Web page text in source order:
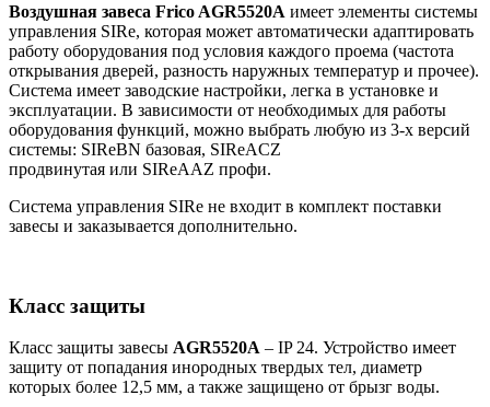
Воздушная завеса Frico AGR5520A имеет элементы системы
управления SIRe, которая может автоматически адаптировать
работу оборудования под условия каждого проема (частота
открывания дверей, разность наружных температур и прочее).
Система имеет заводские настройки, легка в установке и
эксплуатации. В зависимости от необходимых для работы
оборудования функций, можно выбрать любую из 3-х версий
системы: SIReBN базовая, SIReACZ
продвинутая или SIReAAZ профи.
Система управления SIRe не входит в комплект поставки
завесы и заказывается дополнительно.
Класс защиты
Класс защиты завесы AGR5520A – IP 24. Устройство имеет
защиту от попадания инородных твердых тел, диаметр
которых более 12,5 мм, а также защищено от брызг воды.